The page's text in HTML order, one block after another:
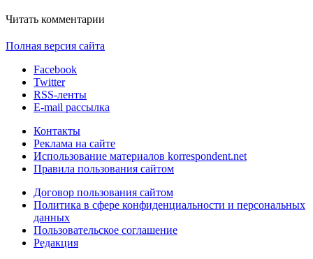
Читать комментарии
Полная версия сайта
Facebook
Twitter
RSS-ленты
E-mail рассылка
Контакты
Реклама на сайте
Использование материалов korrespondent.net
Правила пользования сайтом
Договор пользования сайтом
Политика в сфере конфиденциальности и персональных
данных
Пользовательское соглашение
Редакция